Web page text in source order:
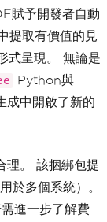
賦予開發者自動
提取有價值的見
式呈現。 無論是
Python與
成中開啟了新的
理。 該捆綁包提
於多個系統）。
進一步了解費